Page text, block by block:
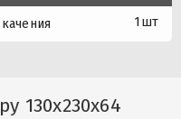
1шт
130x230x64